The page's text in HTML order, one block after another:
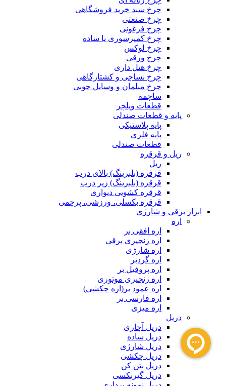
چرخ سبد خرید فروشگاهی
چرخ صنعتی
چرخ فرغونی
چرخ کمپرسوری یا ساده
چرخ لوکس
چرخ ورقی
چرخ هتل داری
چرخ نساجی و کشتارگاهی
چرخ مبلمان و وسایل چوبی
ساچمه
قطعات ویلچر
پایه و قطعات صندلی
پایه پلاستیکی
پایه فلزی
قطعات صندلی
ریل و قرقره
ریل
قرقره (بلبرینگ) بالای درب
قرقره (بلبرینگ) زیر درب
قرقره کشویی دیواری
قرقره بکسلی، ورزشی، پرچمی
ابزار برقی و شارژی
اره
اره افقی بر
اره زنجیری برقی
اره شارژی
اره گردبر
اره پروفیل بر
اره زنجیری موتوری
اره عمود بر(اره چکشی)
اره فارسی بر
اره میزی
دریل
دریل آچاری
دریل ساده
دریل شارژی
دریل چکشی
دریل بتن کن
دریل گیربکسی